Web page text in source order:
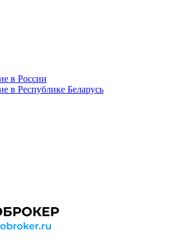
в России
в Республике Беларусь